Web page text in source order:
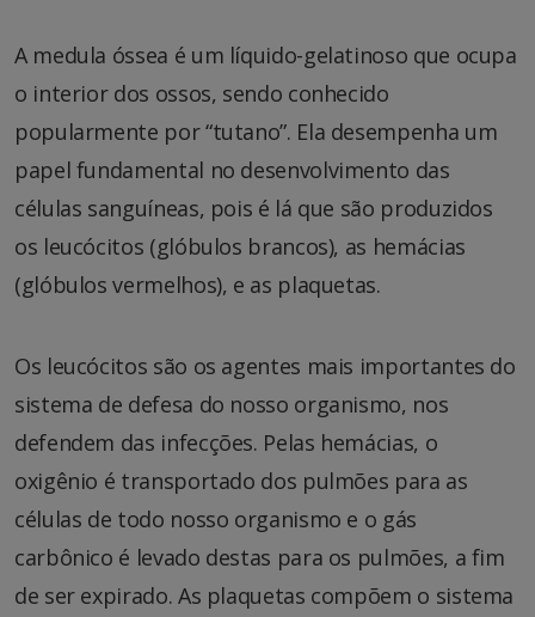
A medula óssea é um líquido-gelatinoso que ocupa
o interior dos ossos, sendo conhecido
popularmente por “tutano”. Ela desempenha um
papel fundamental no desenvolvimento das
células sanguíneas, pois é lá que são produzidos
os leucócitos (glóbulos brancos), as hemácias
(glóbulos vermelhos), e as plaquetas.
Os leucócitos são os agentes mais importantes do
sistema de defesa do nosso organismo, nos
defendem das infecções. Pelas hemácias, o
oxigênio é transportado dos pulmões para as
células de todo nosso organismo e o gás
carbônico é levado destas para os pulmões, a fim
de ser expirado. As plaquetas compõem o sistema